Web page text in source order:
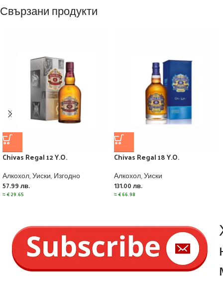
Свързани продукти
Chivas Regal 12 Y.O.
Алкохол,Уиски,Изгодно
57.99 лв.
≈€29.65
Chivas Regal 18 Y.O.
Алкохол,Уиски
131.00 лв.
≈€66.98